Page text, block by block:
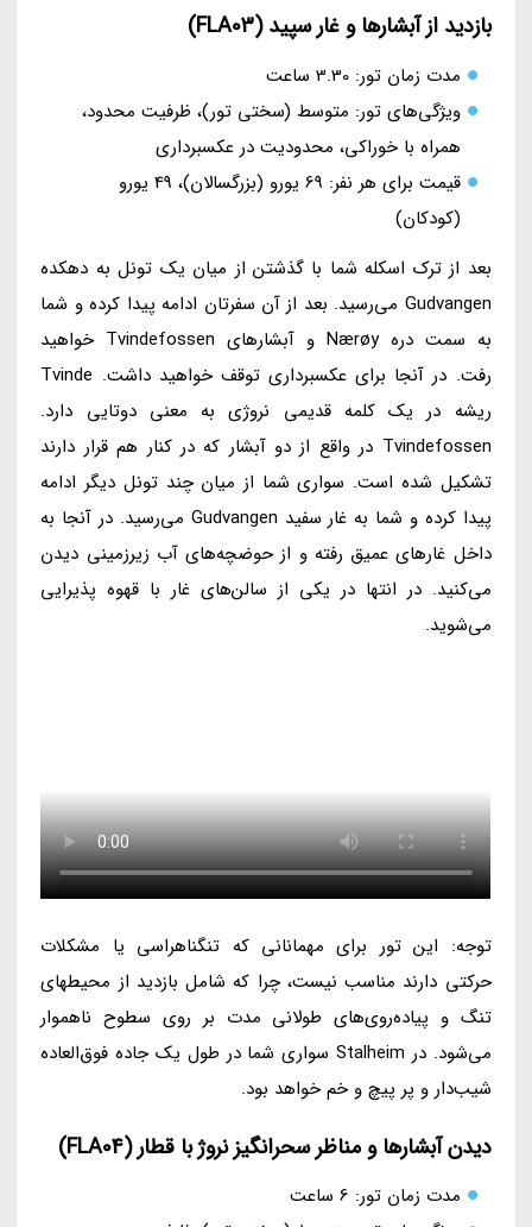
بازدید از آبشارها و غار سپید (FLA03)
مدت زمان تور: 3.30 ساعت
ویژگی‌های تور: متوسط (سختی تور)، ظرفیت محدود،
همراه با خوراکی، محدودیت در عکسبرداری
قیمت برای هر نفر: 69 یورو (بزرگسالان)، 49 یورو
(کودکان)
بعد از ترک اسکله شما با گذشتن از میان یک تونل به دهکده
Gudvangen می‌رسید. بعد از آن سفرتان ادامه پیدا کرده و شما
به سمت دره Nærøy و آبشارهای Tvindefossen خواهید
رفت. در آنجا برای عکسبرداری توقف خواهید داشت. Tvinde
ریشه در یک کلمه قدیمی نروژی به معنی دوتایی دارد.
Tvindefossen در واقع از دو آبشار که در کنار هم قرار دارند
تشکیل شده است. سواری شما از میان چند تونل دیگر ادامه
پیدا کرده و شما به غار سفید Gudvangen می‌رسید. در آنجا به
داخل غارهای عمیق رفته و از حوضچه‌های آب زیرزمینی دیدن
می‌کنید. در انتها در یکی از سالن‌های غار با قهوه پذیرایی
می‌شوید.
توجه: این تور برای مهمانانی که تنگناهراسی یا مشکلات
حرکتی دارند مناسب نیست، چرا که شامل بازدید از محیطهای
تنگ و پیاده‌روی‌های طولانی مدت بر روی سطوح ناهموار
می‌شود. در Stalheim سواری شما در طول یک جاده فوق‌العاده
شیب‌دار و پر پیچ و خم خواهد بود.
دیدن آبشارها و مناظر سحرانگیز نروژ با قطار (FLA04)
مدت زمان تور: 6 ساعت